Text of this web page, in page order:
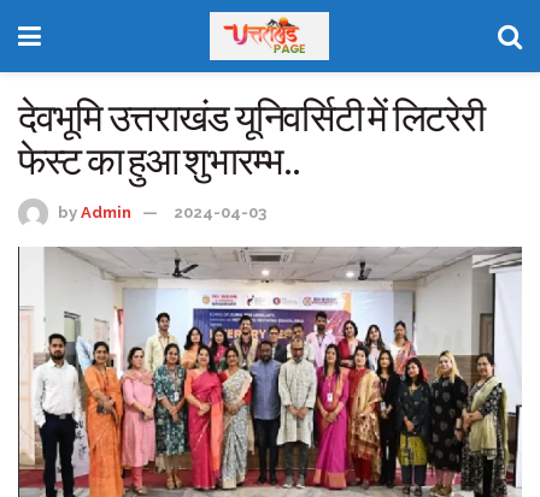
देवभूमि उत्तराखंड यूनिवर्सिटी में लिटरेरी
फेस्ट का हुआ शुभारम्भ..
by Admin 2024-04-03